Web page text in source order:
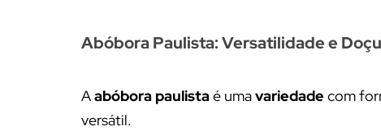
Abóbora Paulista: Versatilidade e
Aabóbora paulistaé umavariedade com
versátil.